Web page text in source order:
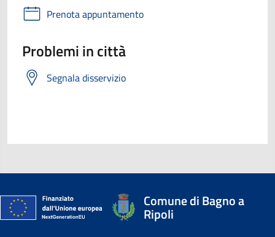
Prenota appuntamento
Problemi in città
Segnala disservizio
Comune di Bagno a
Ripoli